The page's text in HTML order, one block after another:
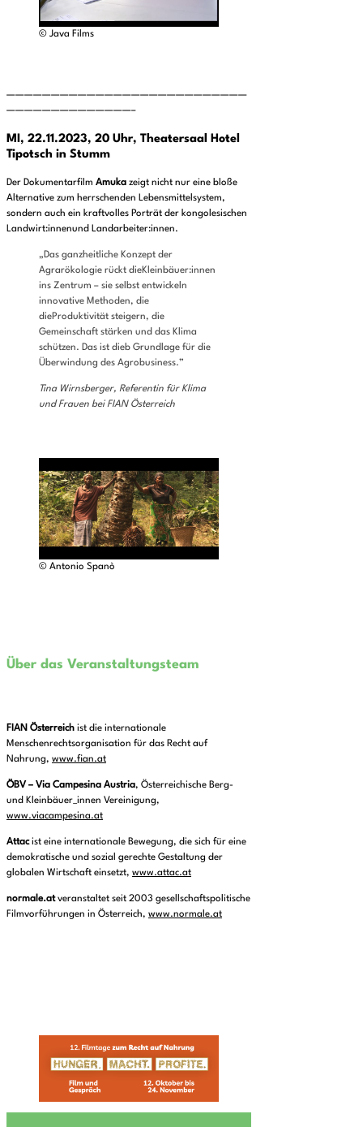
© Java Films
———————————————————————————
——————————————–
MI, 22.11.2023, 20 Uhr, Theatersaal Hotel
Tipotsch in Stumm
Der Dokumentarfilm Amuka zeigt nicht nur eine bloße
Alternative zum herrschenden Lebensmittelsystem,
sondern auch ein kraftvolles Porträt der kongolesischen
Landwirt:innenund Landarbeiter:innen.
„Das ganzheitliche Konzept der
Agrarökologie rückt dieKleinbäuer:innen
ins Zentrum – sie selbst entwickeln
innovative Methoden, die
dieProduktivität steigern, die
Gemeinschaft stärken und das Klima
schützen. Das ist dieb Grundlage für die
Überwindung des Agrobusiness.”
Tina Wirnsberger, Referentin für Klima
und Frauen bei FIAN Österreich
© Antonio Spanò
Über das Veranstaltungsteam
FIAN Österreich ist die internationale
Menschenrechtsorganisation für das Recht auf
Nahrung, www.fian.at
ÖBV – Via Campesina Austria, Österreichische Berg-
und Kleinbäuer_innen Vereinigung,
www.viacampesina.at
Attacist eine internationale Bewegung, die sich für eine
demokratische und sozial gerechte Gestaltung der
globalen Wirtschaft einsetzt, www.attac.at
normale.atveranstaltet seit 2003 gesellschaftspolitische
Filmvorführungen in Österreich, www.normale.at